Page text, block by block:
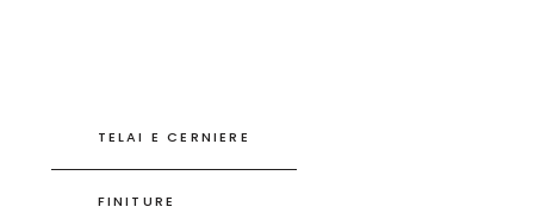
TELAI E CERNIERE
FINITURE